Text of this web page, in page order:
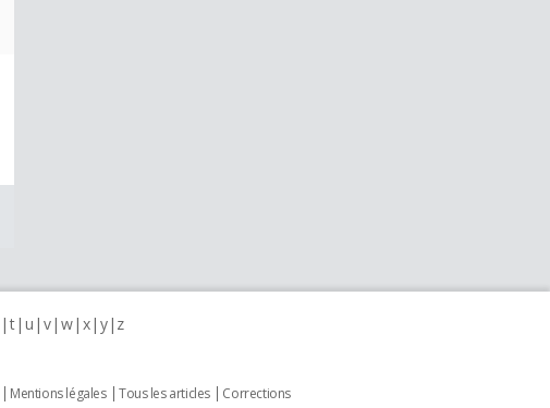
t u v w x y z
Mentions légales Tous les articles
Corrections